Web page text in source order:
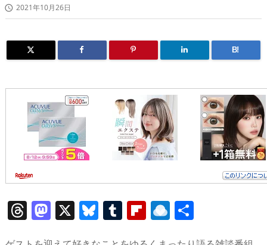
 2021年10月26日
B!
T M X Bl T Fl R